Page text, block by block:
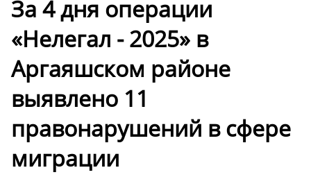
За 4 дня операции
«Нелегал - 2025» в
Аргаяшском районе
выявлено 11
правонарушений в сфере
миграции